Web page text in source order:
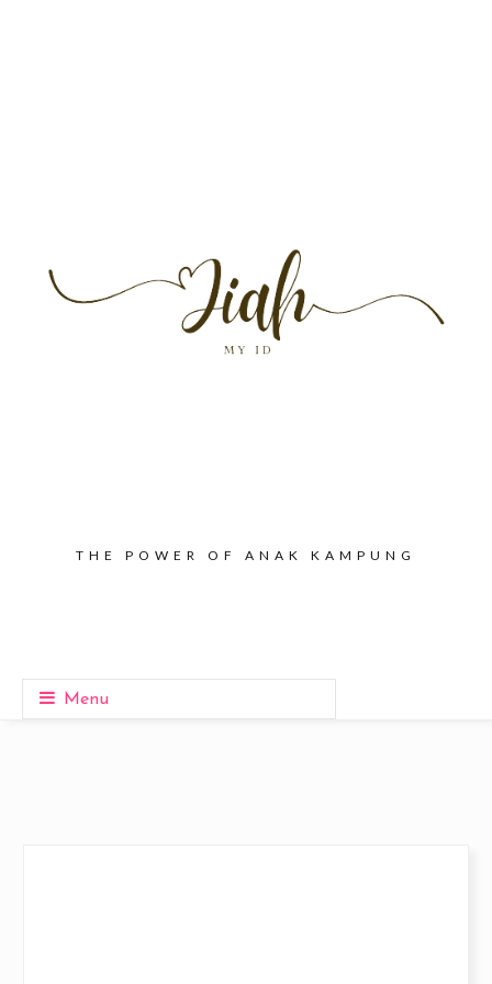
THE POWER OF ANAK KAMPUNG
Menu